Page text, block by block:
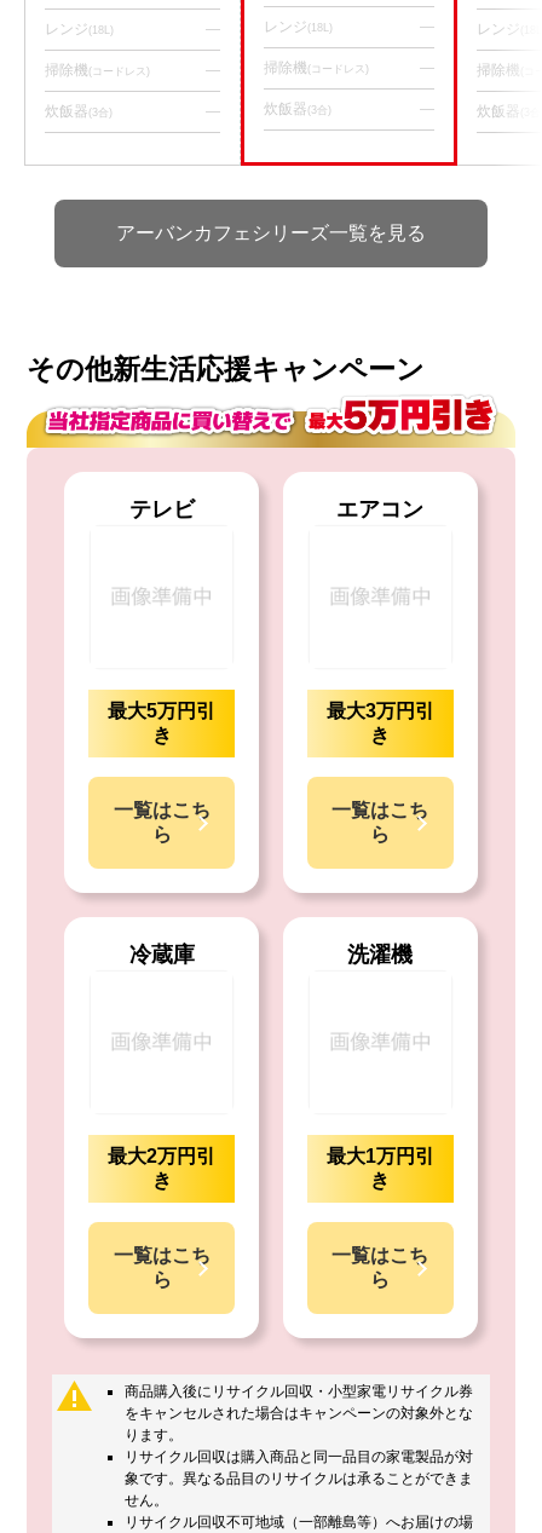
レンジ (18L) —
掃除機 (コードレス) —
炊飯器 (3合) —
レンジ (18L) —
掃除機 (コードレス) —
炊飯器 (3合) —
レンジ
掃除機
炊飯器
アーバンカフェシリーズ一覧を見る
その他新生活応援キャンペーン
テレビ
最大5万円引
き
一覧はこち
ら
エアコン
最大3万円引
き
一覧はこち
ら
冷蔵庫
最大2万円引
き
一覧はこち
ら
洗濯機
最大1万円引
き
一覧はこち
ら
商品購入後にリサイクル回収・小型家電リサイクル券
をキャンセルされた場合はキャンペーンの対象外とな
ります。
リサイクル回収は購入商品と同一品目の家電製品が対
象です。異なる品目のリサイクルは承ることができま
せん。
リサイクル回収不可地域（一部離島等）へお届けの場